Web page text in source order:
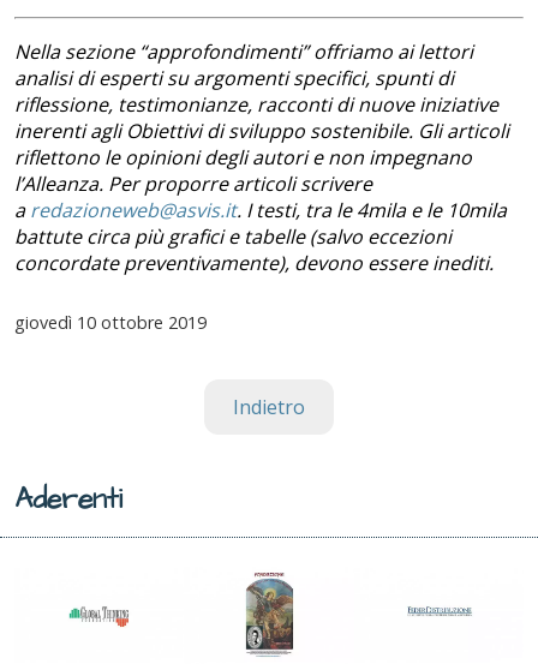
Nella sezione “approfondimenti” offriamo ai lettori
analisi di esperti su argomenti specifici, spunti di
riflessione, testimonianze, racconti di nuove iniziative
inerenti agli Obiettivi di sviluppo sostenibile. Gli articoli
riflettono le opinioni degli autori e non impegnano
l’Alleanza. Per proporre articoli scrivere
aredazioneweb@asvis.it. I testi, tra le 4mila e le 10mila
battute circa più grafici e tabelle (salvo eccezioni
concordate preventivamente), devono essere inediti.
giovedì 10 ottobre 2019
Indietro
Aderenti